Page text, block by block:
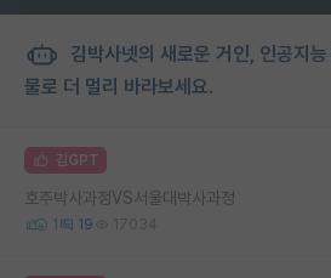
김박사넷의 새로운 거인, 인공지
물로 더 멀리 바라보세요.
김GPT
호주박사과정VS서울대박사과정
1 19 17034